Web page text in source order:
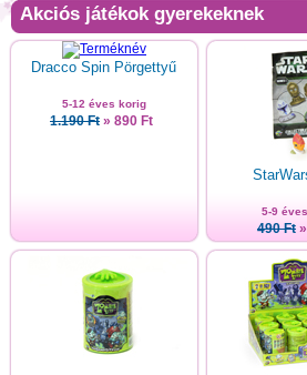
Akciós játékok gyerekeknek
Dracco Spin Pörgettyű
5-12 éves korig
1.190 Ft » 890 Ft
5-9
490 Ft